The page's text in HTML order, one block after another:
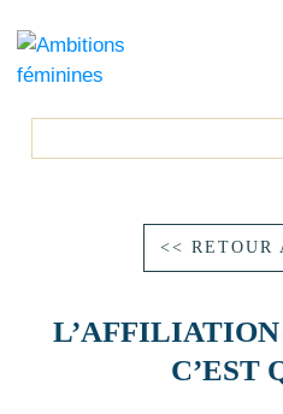
<< RETOUR
C’EST